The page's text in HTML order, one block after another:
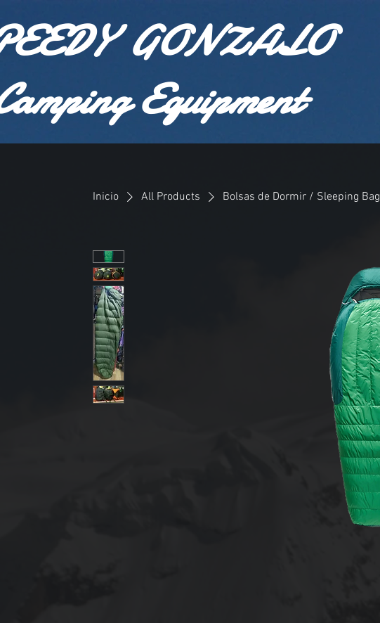
GONZALO
Equipment
Inicio All Products Bolsas de Dormir / Sleeping Bag